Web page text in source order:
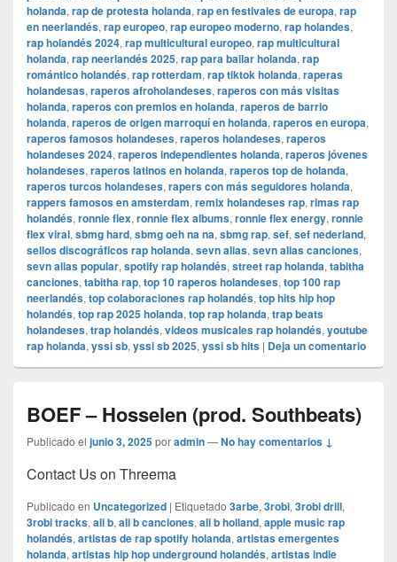
holanda, rap de protesta holanda, rap en festivales de europa, rap
en neerlandés, rap europeo, rap europeo moderno, rap holandes,
rap holandés 2024, rap multicultural europeo, rap multicultural
holanda, rap neerlandés 2025, rap para bailar holanda, rap
romántico holandés, rap rotterdam, rap tiktok holanda, raperas
holandesas, raperos afroholandeses, raperos con más visitas
holanda, raperos con premios en holanda, raperos de barrio
holanda, raperos de origen marroquí en holanda, raperos en europa,
raperos famosos holandeses, raperos holandeses, raperos
holandeses 2024, raperos independientes holanda, raperos jóvenes
holandeses, raperos latinos en holanda, raperos top de holanda,
raperos turcos holandeses, rapers con más seguidores holanda,
rappers famosos en amsterdam, remix holandeses rap, rimas rap
holandés, ronnie flex, ronnie flex albums, ronnie flex energy, ronnie
flex viral, sbmg hard, sbmg oeh na na, sbmg rap, sef, sef nederland,
sellos discográficos rap holanda, sevn alias, sevn alias canciones,
sevn alias popular, spotify rap holandés, street rap holanda, tabitha
canciones, tabitha rap, top 10 raperos holandeses, top 100 rap
neerlandés, top colaboraciones rap holandés, top hits hip hop
holandés, top rap 2025 holanda, top rap holanda, trap beats
holandeses, trap holandés, videos musicales rap holandés, youtube
rap holanda, yssi sb, yssi sb 2025, yssi sb hits | Deja un comentario
BOEF – Hosselen (prod. Southbeats)
Publicado el junio 3, 2025poradmin—No hay comentarios ↓
Contact Us on Threema
Publicado en Uncategorized | Etiquetado 3arbe, 3robi, 3robi drill,
3robi tracks, ali b, ali b canciones, ali b holland, apple music rap
holandés, artistas de rap spotify holanda, artistas emergentes
holanda, artistas hip hop underground holandés, artistas indie